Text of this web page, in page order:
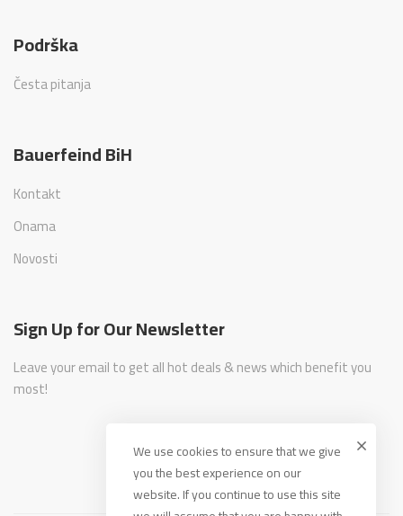
Podrška
Česta pitanja
Bauerfeind BiH
Kontakt
Onama
Novosti
Sign Up for Our Newsletter
Leave your email to get all hot deals & news which benefit you
most!
We use cookies to ensure that we give
you the best experience on our
website. If you continue to use this site